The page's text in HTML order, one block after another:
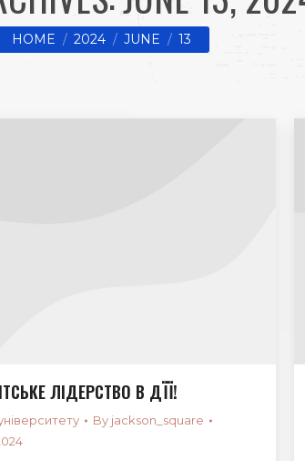
are here:
HOME 2024 JUNE 13
ЛІДЕРСТВО В ДЇЇ!
By jackson_square